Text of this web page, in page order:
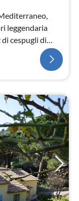
leggendaria
cespugli di